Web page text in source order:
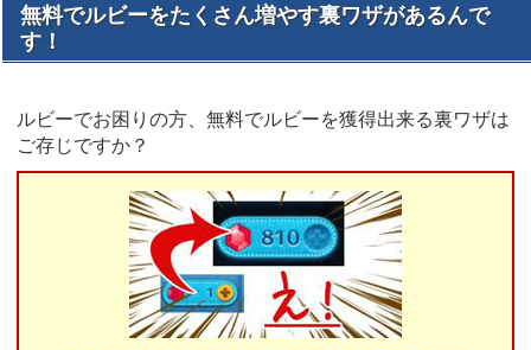
無料でルビーをたくさん増やす裏ワザがあるんで
す！
ルビーでお困りの方、無料でルビーを獲得出来る裏ワザは
ご存じですか？